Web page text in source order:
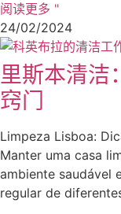
阅读更多 "
24/02/2024
里斯本清洁
窍门
Limpeza Lisboa:
Manter uma casa
ambiente saudável
regular de